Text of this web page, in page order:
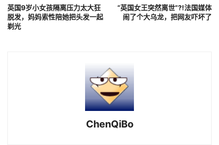
英国9岁小女孩隔离压力太大狂
脱发，妈妈索性陪她把头发一起
剃光
“英国女王突然离世”?!法国媒体
闹了个大乌龙，把网友吓坏了
ChenQiBo